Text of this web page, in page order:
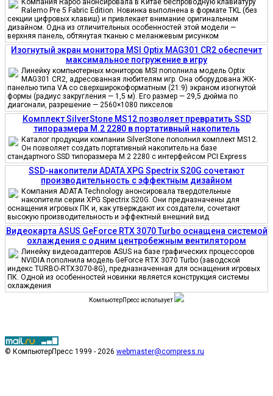
Компания Rapoo анонсировала в Китае беспроводную клавиатуру
Ralemo Pre 5 Fabric Edition. Новинка выполнена в формате TKL (без
секции цифровых клавиш) и привлекает внимание оригинальным
дизайном. Одна из отличительных особенностей этой модели —
верхняя панель, обтянутая тканью с меланжевым рисунком
Изогнутый экран монитора MSI Optix MAG301 CR2 обеспечит
максимальное погружение в игру
Линейку компьютерных мониторов MSI пополнила модель Optix
MAG301 CR2, адресованная любителям игр. Она оборудована ЖК-
панелью типа VA со сверхширокоформатным (21:9) экраном изогнутой
формы (радиус закругления — 1,5 м). Его размер — 29,5 дюйма по
диагонали, разрешение — 2560×1080 пикселов
Комплект SilverStone MS12 позволяет превратить SSD
типоразмера M.2 2280 в портативный накопитель
Каталог продукции компании SilverStone пополнил комплект MS12.
Он позволяет создать портативный накопитель на базе
стандартного SSD типоразмера M.2 2280 с интерфейсом PCI Express
SSD-накопители ADATA XPG Spectrix S20G сочетают
производительность с эффектным дизайном
Компания ADATA Technology анонсировала твердотельные
накопители серии XPG Spectrix S20G. Они предназначены для
оснащения игровых ПК и, как утверждают их создатели, сочетают
высокую производительность и эффектный внешний вид
Видеокарта ASUS GeForce RTX 3070 Turbo оснащена системой
охлаждения с одним центробежным вентилятором
Линейку видеоадаптеров ASUS на базе графических процессоров
NVIDIA пополнила модель GeForce RTX 3070 Turbo (заводской
индекс TURBO-RTX3070-8G), предназначенная для оснащения игровых
ПК. Одной из особенностей новинки является конструкция системы
охлаждения
КомпьютерПресс использует
© КомпьютерПресс 1999 - 2026 webmaster@compress.ru